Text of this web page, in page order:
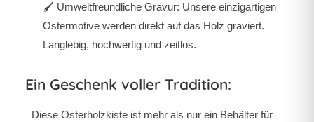
🖌️ Umweltfreundliche Gravur: Unsere einzigartigen
Ostermotive werden direkt auf das Holz graviert.
Langlebig, hochwertig und zeitlos.
Ein Geschenk voller Tradition:
Diese Osterholzkiste ist mehr als nur ein Behälter für